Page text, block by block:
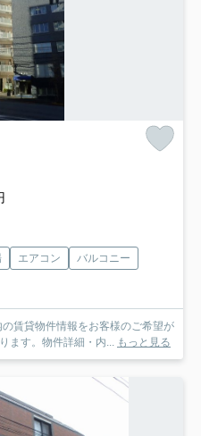
エアコン
バルコニー
賃貸物件情報をお客様のご希望が
ます。物件詳細・内... もっと見る